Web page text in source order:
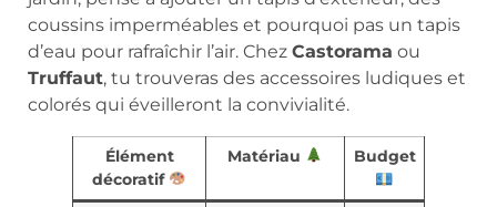
coussins imperméables et pourquoi pas un tapis
d’eau pour rafraîchir l’air. Chez Castorama ou
Truffaut, tu trouveras des accessoires ludiques et
colorés qui éveilleront la convivialité.
Élément
décoratif
Matériau Budget